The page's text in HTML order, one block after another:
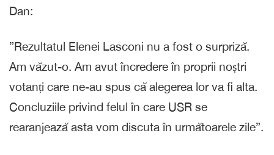
Dan:
”Rezultatul Elenei Lasconi nu a fost o surpriză.
Am văzut-o. Am avut încredere în proprii noștri
votanți care ne-au spus că alegerea lor va fi alta.
Concluziile privind felul în care USR se
rearanjează asta vom discuta în următoarele zile”.